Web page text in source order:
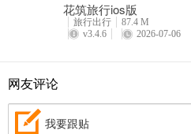
花筑旅行ios版
旅行出行
87.4 M
v3.4.6
2026-07-06
网友评论
我要跟贴